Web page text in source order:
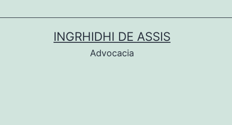
INGRHIDHI DE ASSIS
Advocacia